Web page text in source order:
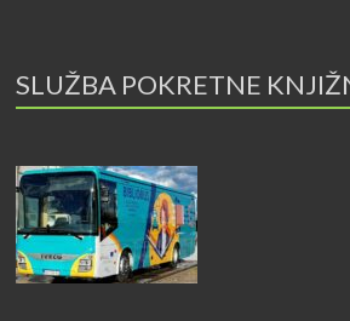
SLUŽBA POKRETNE